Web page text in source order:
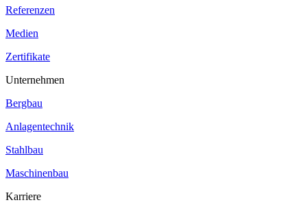
Referenzen
Medien
Zertifikate
Unternehmen
Bergbau
Anlagentechnik
Stahlbau
Maschinenbau
Karriere